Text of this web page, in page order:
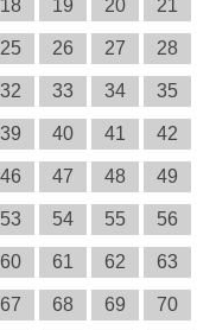
18 19 20 21
25 26 27 28
32 33 34 35
39 40 41 42
46 47 48 49
53 54 55 56
60 61 62 63
67 68 69 70